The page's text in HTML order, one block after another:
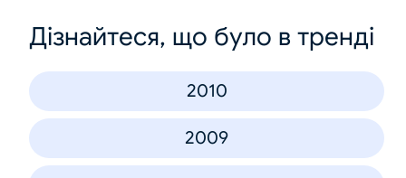
Дізнайтеся, що було в тренді
2010
2009